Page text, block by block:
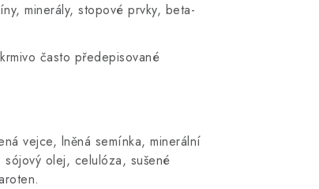
minerály, stopové prvky, beta-
často předepisované
vejce, lněná semínka, minerální
olej, celulóza, sušené